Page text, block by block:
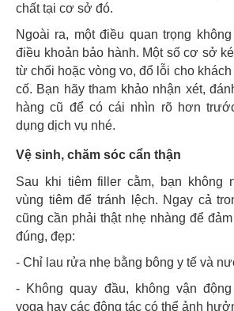
chất tại cơ sở đó.
Ngoài ra, một điều quan trọng
điều khoản bảo hành. Một số cơ sở
từ chối hoặc vòng vo, đổ lỗi cho
cố. Bạn hãy tham khảo nhận xét,
hàng cũ để có cái nhìn rõ hơn
dụng dịch vụ nhé.
Vệ sinh, chăm sóc cẩn thận
Sau khi tiêm filler cằm, bạn không
vùng tiêm để tránh lệch. Ngay cả
cũng cần phải thật nhẹ nhàng để
đúng, đẹp:
- Chỉ lau rửa nhẹ bằng bông y tế và
- Không quay đầu, không vận
yoga hay các động tác có thể ảnh